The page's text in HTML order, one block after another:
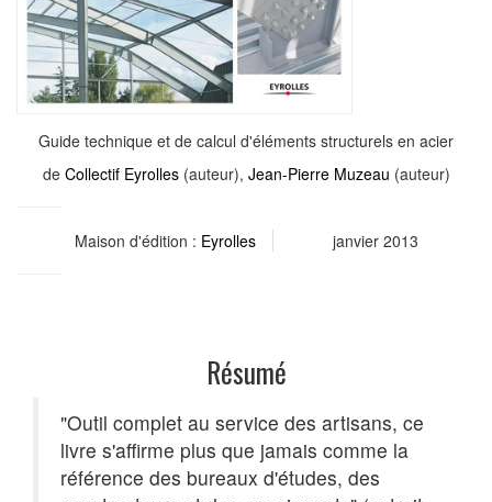
Guide technique et de calcul d'éléments structurels en acier
de Collectif Eyrolles(auteur), Jean-Pierre Muzeau (auteur)
Maison d'édition : Eyrolles janvier 2013
Résumé
"Outil complet au service des artisans, ce
livre s'affirme plus que jamais comme la
référence des bureaux d'études, des